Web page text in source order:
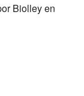
Biolley en